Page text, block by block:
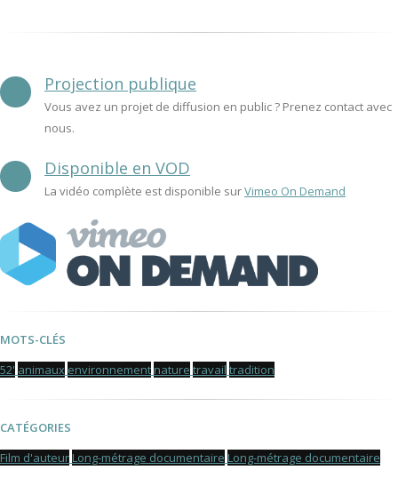
Projection publique
Vous avez un projet de diffusion en public ? Prenez contact avec
nous.
Disponible en VOD
La vidéo complète est disponible surVimeo On Demand
MOTS-CLÉS
52' animaux environnement nature travail tradition
CATÉGORIES
Film d'auteur Long-métrage documentaire Long-métrage documentaire